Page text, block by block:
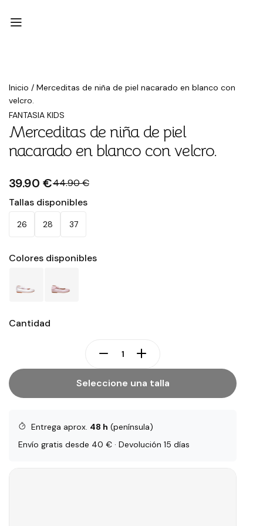
Inicio / Merceditas de niña de piel nacarado en blanco con
velcro.
Rebajado
FANTASIA KIDS
Merceditas de niña de piel
nacarado en blanco con velcro.
39.90 €44.90 €
Tallas disponibles
26 28 37
Colores disponibles
Cantidad
Seleccione una talla
Entrega aprox. 48 h (península)
Envío gratis desde 40 € · Devolución 15 días